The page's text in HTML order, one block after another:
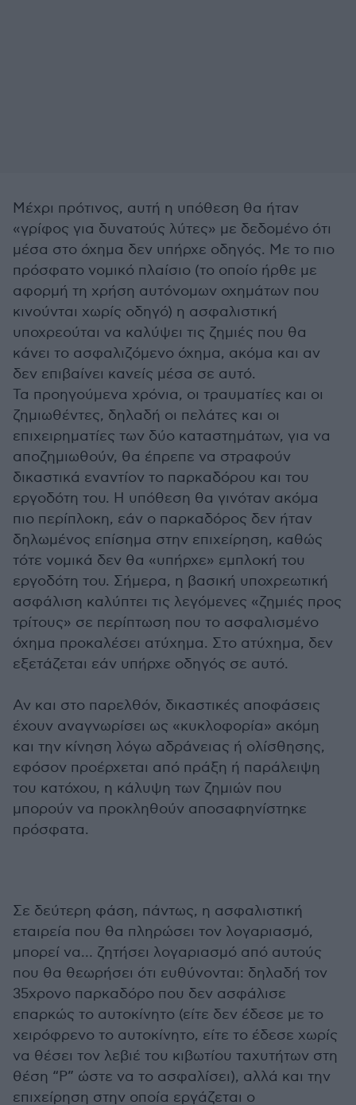
Μέχρι πρότινος, αυτή η υπόθεση θα ήταν
«γρίφος για δυνατούς λύτες» με δεδομένο ότι
μέσα στο όχημα δεν υπήρχε οδηγός. Με το πιο
πρόσφατο νομικό πλαίσιο (το οποίο ήρθε με
αφορμή τη χρήση αυτόνομων οχημάτων που
κινούνται χωρίς οδηγό) η ασφαλιστική
υποχρεούται να καλύψει τις ζημιές που θα
κάνει το ασφαλιζόμενο όχημα, ακόμα και αν
δεν επιβαίνει κανείς μέσα σε αυτό.
Τα προηγούμενα χρόνια, οι τραυματίες και οι
ζημιωθέντες, δηλαδή οι πελάτες και οι
επιχειρηματίες των δύο καταστημάτων, για να
αποζημιωθούν, θα έπρεπε να στραφούν
δικαστικά εναντίον το παρκαδόρου και του
εργοδότη του. Η υπόθεση θα γινόταν ακόμα
πιο περίπλοκη, εάν ο παρκαδόρος δεν ήταν
δηλωμένος επίσημα στην επιχείρηση, καθώς
τότε νομικά δεν θα «υπήρχε» εμπλοκή του
εργοδότη του. Σήμερα, η βασική υποχρεωτική
ασφάλιση καλύπτει τις λεγόμενες «ζημιές προς
τρίτους» σε περίπτωση που το ασφαλισμένο
όχημα προκαλέσει ατύχημα. Στο ατύχημα, δεν
εξετάζεται εάν υπήρχε οδηγός σε αυτό.
Αν και στο παρελθόν, δικαστικές αποφάσεις
έχουν αναγνωρίσει ως «κυκλοφορία» ακόμη
και την κίνηση λόγω αδράνειας ή ολίσθησης,
εφόσον προέρχεται από πράξη ή παράλειψη
του κατόχου, η κάλυψη των ζημιών που
μπορούν να προκληθούν αποσαφηνίστηκε
πρόσφατα.
Σε δεύτερη φάση, πάντως, η ασφαλιστική
εταιρεία που θα πληρώσει τον λογαριασμό,
μπορεί να… ζητήσει λογαριασμό από αυτούς
που θα θεωρήσει ότι ευθύνονται: δηλαδή τον
35χρονο παρκαδόρο που δεν ασφάλισε
επαρκώς το αυτοκίνητο (είτε δεν έδεσε με το
χειρόφρενο το αυτοκίνητο, είτε το έδεσε χωρίς
να θέσει τον λεβιέ του κιβωτίου ταχυτήτων στη
θέση “Ρ” ώστε να το ασφαλίσει), αλλά και την
επιχείρηση στην οποία εργάζεται ο